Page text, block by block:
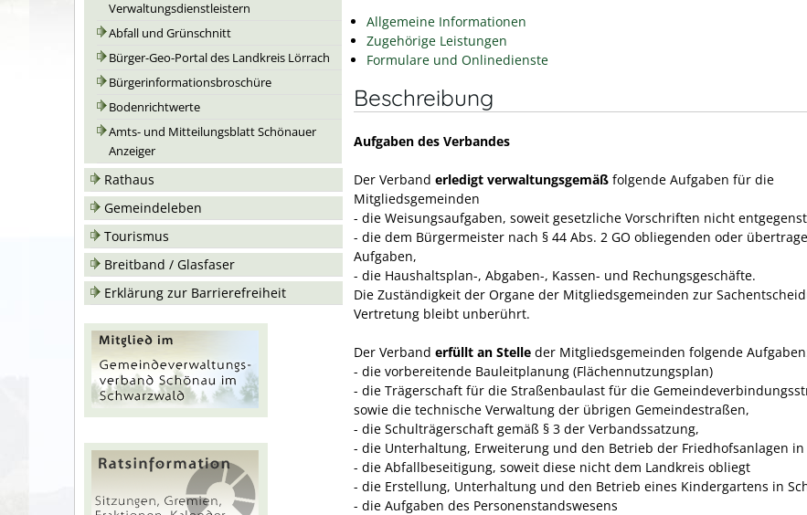
Verwaltungsdienstleistern
Abfall und Grünschnitt
Bürger-Geo-Portal des Landkreis Lörrach
Bürgerinformationsbroschüre
Bodenrichtwerte
Amts- und Mitteilungsblatt Schönauer
Anzeiger
Rathaus
Gemeindeleben
Tourismus
Breitband / Glasfaser
Erklärung zur Barrierefreiheit
Allgemeine Informationen
Zugehörige Leistungen
Formulare und Onlinedienste
Beschreibung
Aufgaben des Verbandes
Der Verband erledigt verwaltungsgemäß folgende Aufgaben für die
Mitgliedsgemeinden
- die Weisungsaufgaben, soweit gesetzliche Vorschriften nicht
- die dem Bürgermeister nach § 44 Abs. 2 GO obliegenden oder
Aufgaben,
- die Haushaltsplan-, Abgaben-, Kassen- und Rechungs­geschäfte.
Die Zuständigkeit der Organe der Mitgliedsgemeinden zur
Vertretung bleibt unberührt.
Der Verband erfüllt an Stelle der Mitgliedsgemeinden folgende
- die vorbereitende Bauleitplanung (Flächennutzungsplan)
- die Trägerschaft für die Straßenbaulast für die
sowie die technische Verwaltung der übrigen Gemeindestraßen,
- die Schulträgerschaft gemäß § 3 der Verbandssatzung,
- die Unterhaltung, Erweiterung und den Betrieb der Friedhofsanlagen in
- die Abfallbeseitigung, soweit diese nicht dem Land­kreis obliegt
- die Erstellung, Unterhaltung und den Betrieb eines Kindergartens in
- die Aufgaben des Personenstandswesens